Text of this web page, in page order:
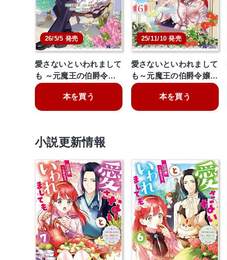
26/5/5 発売
愛さないといわれまして
も ～元魔王の伯爵令…
本を買う
25/11/10 発売
愛さないといわれまして
も～元魔王の伯爵令嬢…
本を買う
小説更新情報